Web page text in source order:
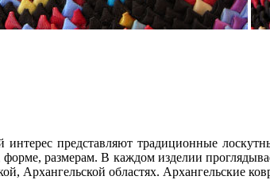
представляют традиционные
размерам. В каждом изделии
Архангельской областях. Архангельские